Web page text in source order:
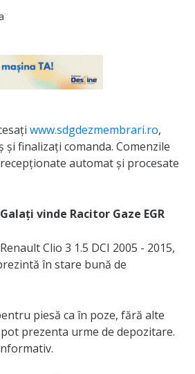
www.sdgdezmembrari.ro,
și finalizați comanda. Comenzile
automat și procesate
vinde Racitor Gaze EGR
Clio 3 1.5 DCI 2005 - 2015,
în stare bună de
piesă ca în poze, fără alte
prezenta urme de depozitare.